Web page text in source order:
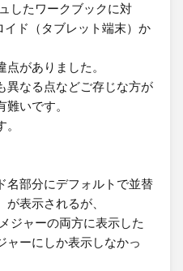
したワークブックに対
ド（タブレット端末）か
点がありました。
異なる点などご存じな方が
難いです。
。
名部分にデフォルトで並替
表示されるが、
ジャーの両方に表示した
ャーにしか表示しなかっ